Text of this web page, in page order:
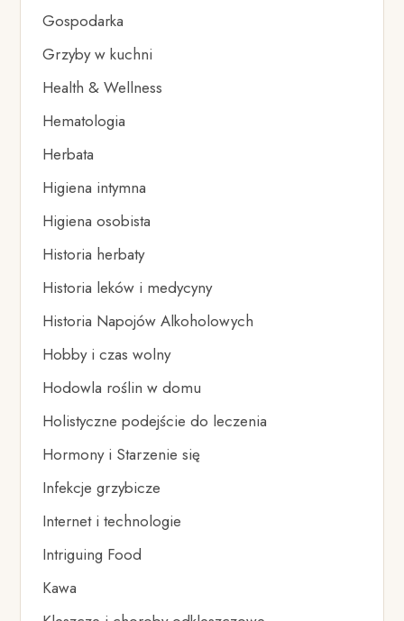
Gospodarka
Grzyby w kuchni
Health & Wellness
Hematologia
Herbata
Higiena intymna
Higiena osobista
Historia herbaty
Historia leków i medycyny
Historia Napojów Alkoholowych
Hobby i czas wolny
Hodowla roślin w domu
Holistyczne podejście do leczenia
Hormony i Starzenie się
Infekcje grzybicze
Internet i technologie
Intriguing Food
Kawa